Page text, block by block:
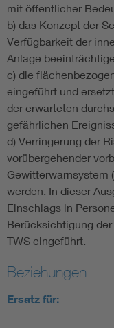
mit öffentlicher
b) das Konzept der
Verfügbarkeit der
Anlage
c) die
eingeführt und
der erwarteten
gefährlichen
d) Verringerung der
vorübergehender
Gewitterwarnsystem
werden. In dieser
Einschlags in
Berücksichtigung
TWS eingeführt.
Beziehungen
Ersatz für: